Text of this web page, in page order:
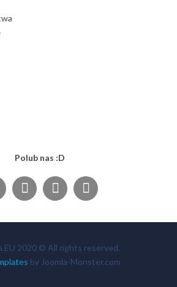
Polub nas :D
2020 © All rights reserved.
by Joomla-Monster.com